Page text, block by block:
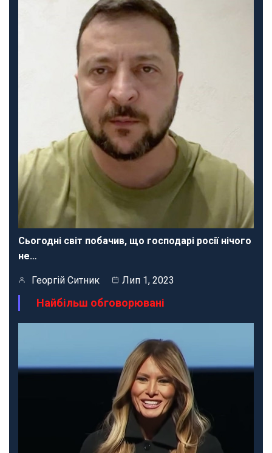
Сьогодні світ побачив, що господарі росії нічого
не…
Георгій Ситник Лип 1, 2023
Найбільш обговорювані